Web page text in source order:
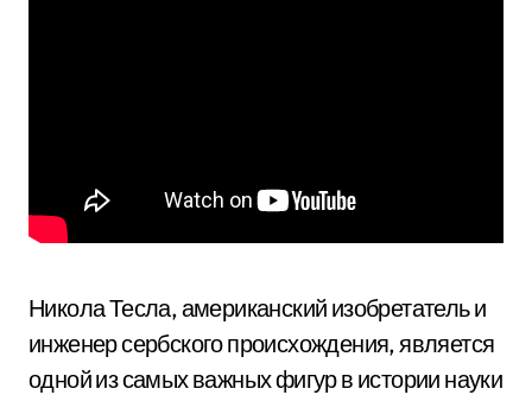
Никола Тесла, американский изобретатель и
инженер сербского происхождения, является
одной из самых важных фигур в истории науки